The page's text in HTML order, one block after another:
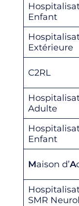
Enfant
Extérieure
C2RL
Adulte
Enfant
Maison d’A
SMR